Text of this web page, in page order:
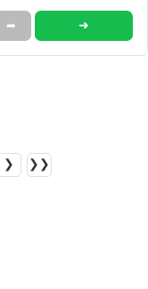
➦ ➜
❯ ❯❯